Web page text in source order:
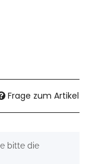
Frage zum Artikel
bitte die